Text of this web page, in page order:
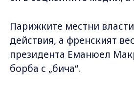
Парижките местни
действия, а френският
президента Еманюел
борба с „бича“.